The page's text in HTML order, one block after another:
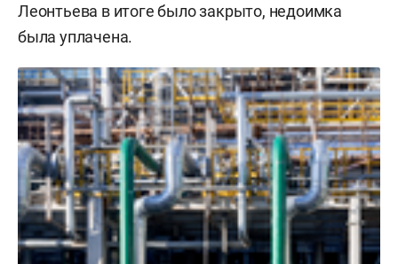
Леонтьева в итоге было закрыто, недоимка
была уплачена.